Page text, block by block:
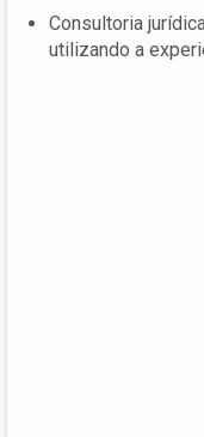
Consultoria
utilizando a